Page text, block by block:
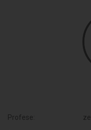
Profese: